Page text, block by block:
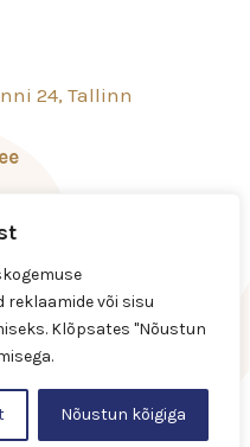
või sisu
Klõpsates "Nõustun
Nõustun kõigiga
24, Tallinn